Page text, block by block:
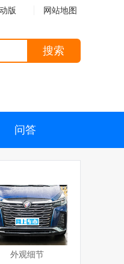
版 网站地图
搜索
问答
外观细节